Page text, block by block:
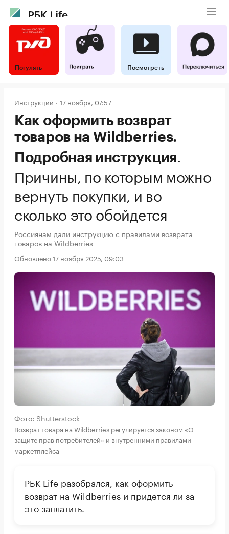
Погулять Посмотреть
Инструкции 17 ноября, 07:57
Как оформить возврат
товаров на Wildberries.
Подробная инструкция.
Причины, по которым можно
вернуть покупки, и во
сколько это обойдется
Россиянам дали инструкцию с правилами возврата
товаров на Wildberries
Обновлено 17 ноября 2025, 09:03
Фото: Shutterstock
Возврат товара на Wildberries регулируется законом «О
защите прав потребителей» и внутренними правилами
маркетплейса
РБК Life разобрался, как оформить
возврат на Wildberries и придется ли за
это заплатить.